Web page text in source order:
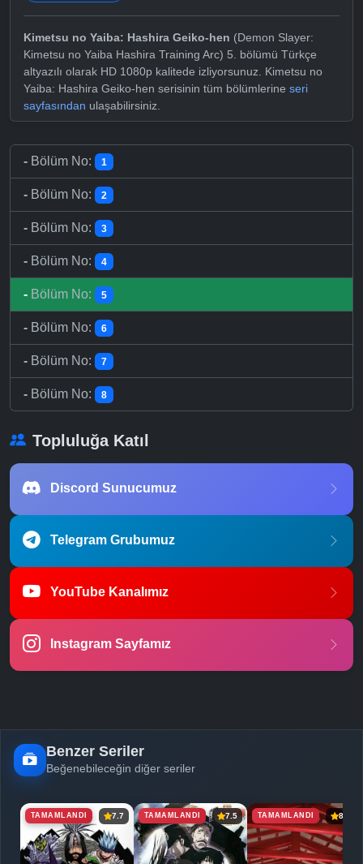
Kimetsu no Yaiba: Hashira Geiko-hen (Demon Slayer:
Kimetsu no Yaiba Hashira Training Arc) 5. bölümü Türkçe
altyazılı olarak HD 1080p kalitede izliyorsunuz. Kimetsu no
Yaiba: Hashira Geiko-hen serisinin tüm bölümlerine seri
sayfasından ulaşabilirsiniz.
- Bölüm No: 1
- Bölüm No: 2
- Bölüm No: 3
- Bölüm No: 4
- Bölüm No: 5
- Bölüm No: 6
- Bölüm No: 7
- Bölüm No: 8
Topluluğa Katıl
Discord Sunucumuz
Telegram Grubumuz
YouTube Kanalımız
Instagram Sayfamız
Benzer Seriler
Beğenebileceğin diğer seriler
TAMAMLANDI 7.7 TAMAMLANDI 7.5 TAMAMLANDI 8.1